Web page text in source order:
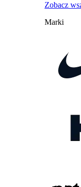
Zobacz
Marki